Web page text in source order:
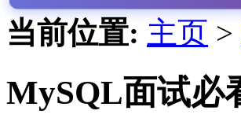
当前位置: 主页 >
MySQL面试必